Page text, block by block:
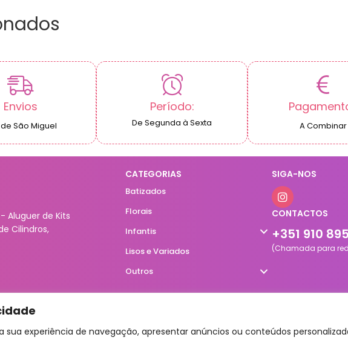
sua experiência de navegação, apresentar anúncios ou conteúdos
Envios
São Miguel
Período:
De Segunda à Sexta A Combinar
Aluguer de Kits
Cilindros,
CATEGORIAS
Batizados
Florais
Infantis
Lisos e Variados
Outros
SIGA-NOS
CONTACTOS
+351 910
(Chamada para